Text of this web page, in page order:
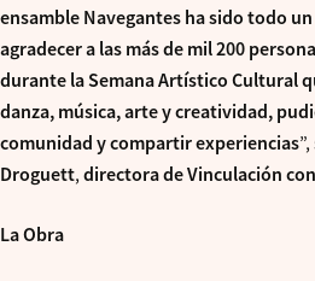
ensamble Navegantes ha sido todo
agradecer a las más de mil 200
durante la Semana Artístico Cultural
danza, música, arte y creatividad,
comunidad y compartir experiencias
Droguett, directora de Vinculación
La Obra